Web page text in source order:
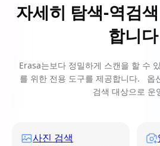
자세히 탐색-역검
합니다
Erasa는보다 정밀하게 스캔을 할 수
를 위한 전용 도구를 제공합니다. 옵
검색 대상으로 운
사진 검색